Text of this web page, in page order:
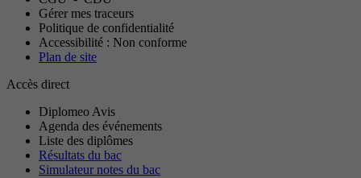
Gérer mes traceurs
Politique de confidentialité
Accessibilité : Non conforme
Plan de site
Accès direct
Diplomeo Avis
Agenda des événements
Liste des diplômes
Résultats du bac
Simulateur notes du bac